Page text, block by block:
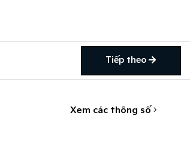
Tiếp theo
Xem các thông số